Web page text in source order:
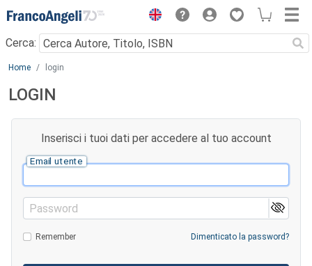
Menu
Cerca:
Main content
Home login
LOGIN
Inserisci i tuoi dati per accedere al tuo account
Email utente
Password
Remember Dimenticato la password?